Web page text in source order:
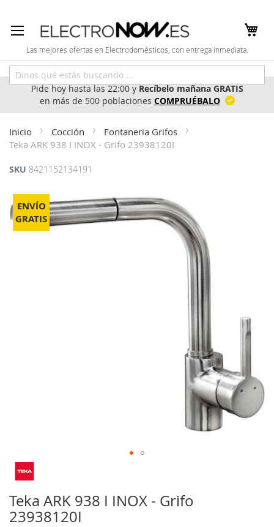
al
contenido
Las mejores ofertas en Electrodomésticos, con entrega inmediata.
Pide hoy hasta las 22:00 yRecíbelo mañana GRATIS
en más de 500 poblaciones COMPRUÉBALO
Inicio Cocción
Fontaneria Grifos
Teka ARK 938 I INOX - Grifo 23938120I
Teka ARK 938 I INOX - Grifo
23938120I
ENVÍO
GRATIS
SKU 8421152134191
Saltar
al
final
de
Saltar
al
de
la